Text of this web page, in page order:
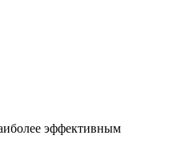
эффективным